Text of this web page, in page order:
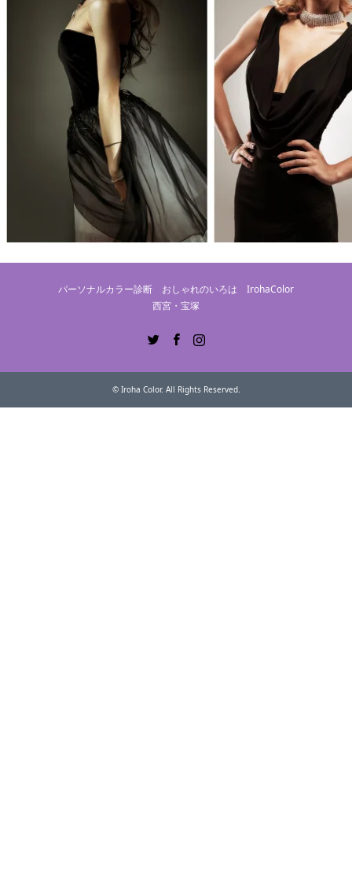
パーソナルカラー診断 おしゃれのいろは IrohaColor
西宮・宝塚
© Iroha Color. All Rights Reserved.